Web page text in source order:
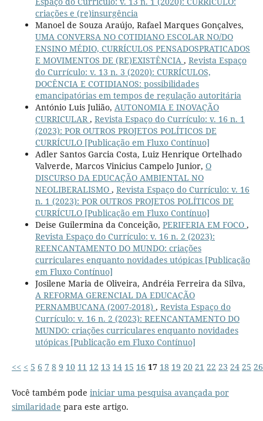
criações e (re)insurgência
Manoel de Souza Araújo, Rafael Marques Gonçalves,
UMA CONVERSA NO COTIDIANO ESCOLAR NO/DO
ENSINO MÉDIO, CURRÍCULOS PENSADOSPRATICADOS
E MOVIMENTOS DE (RE)EXISTÊNCIA , Revista Espaço
do Currículo: v. 13 n. 3 (2020): CURRÍCULOS,
DOCÊNCIA E COTIDIANOS: possibilidades
emancipatórias em tempos de regulação autoritária
António Luis Julião, AUTONOMIA E INOVAÇÃO
CURRICULAR, Revista Espaço do Currículo: v. 16 n. 1
(2023): POR OUTROS PROJETOS POLÍTICOS DE
CURRÍCULO [Publicação em Fluxo Contínuo]
Adler Santos Garcia Costa, Luiz Henrique Ortelhado
Valverde, Marcos Vinicius Campelo Junior, O
DISCURSO DA EDUCAÇÃO AMBIENTAL NO
NEOLIBERALISMO , Revista Espaço do Currículo: v. 16
n. 1 (2023): POR OUTROS PROJETOS POLÍTICOS DE
CURRÍCULO [Publicação em Fluxo Contínuo]
Deise Guilermina da Conceição, PERIFERIA EM FOCO ,
Revista Espaço do Currículo: v. 16 n. 2 (2023):
REENCANTAMENTO DO MUNDO: criações
curriculares enquanto novidades utópicas [Publicação
em Fluxo Contínuo]
Josilene Maria de Oliveira, Andréia Ferreira da Silva,
A REFORMA GERENCIAL DA EDUCAÇÃO
PERNAMBUCANA (2007-2018) , Revista Espaço do
Currículo: v. 16 n. 2 (2023): REENCANTAMENTO DO
MUNDO: criações curriculares enquanto novidades
utópicas [Publicação em Fluxo Contínuo]
<< < 5 6 7 8 9 10 11 12 13 14 15 16 17 18 19 20 21 22 23 24 25 26
Você também pode iniciar uma pesquisa avançada por
similaridade para este artigo.